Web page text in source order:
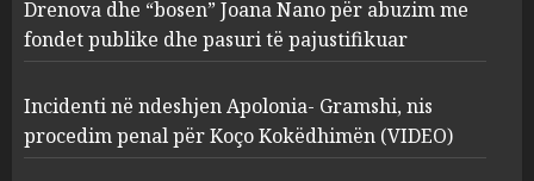
2
procedim penal për Koço
Kokëdhimën (VIDEO)
MARCH 27, 2025
FOTO/ Persona të maskuar
sulmuan “One Albania”,
Drenova dhe “bosen” Joana Nano për abuzim me
fondet publike dhe pasuri të pajustifikuar
Incidenti në ndeshjen Apolonia- Gramshi, nis
procedim penal për Koço Kokëdhimën (VIDEO)